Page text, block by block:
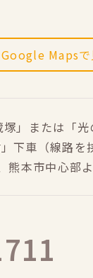
Google Mapsで
」または「
下車（線路を
熊本市中心部